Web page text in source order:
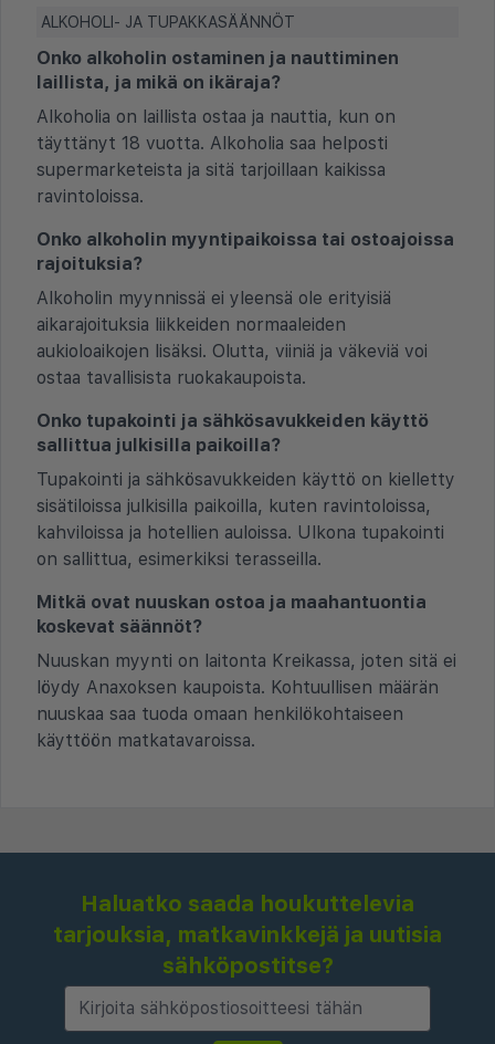
ALKOHOLI- JA TUPAKKASÄÄNNÖT
Onko alkoholin ostaminen ja nauttiminen
laillista, ja mikä on ikäraja?
Alkoholia on laillista ostaa ja nauttia, kun on
täyttänyt 18 vuotta. Alkoholia saa helposti
supermarketeista ja sitä tarjoillaan kaikissa
ravintoloissa.
Onko alkoholin myyntipaikoissa tai ostoajoissa
rajoituksia?
Alkoholin myynnissä ei yleensä ole erityisiä
aikarajoituksia liikkeiden normaaleiden
aukioloaikojen lisäksi. Olutta, viiniä ja väkeviä voi
ostaa tavallisista ruokakaupoista.
Onko tupakointi ja sähkösavukkeiden käyttö
sallittua julkisilla paikoilla?
Tupakointi ja sähkösavukkeiden käyttö on kielletty
sisätiloissa julkisilla paikoilla, kuten ravintoloissa,
kahviloissa ja hotellien auloissa. Ulkona tupakointi
on sallittua, esimerkiksi terasseilla.
Mitkä ovat nuuskan ostoa ja maahantuontia
koskevat säännöt?
Nuuskan myynti on laitonta Kreikassa, joten sitä ei
löydy Anaxoksen kaupoista. Kohtuullisen määrän
nuuskaa saa tuoda omaan henkilökohtaiseen
käyttöön matkatavaroissa.
Haluatko saada houkuttelevia
tarjouksia, matkavinkkejä ja uutisia
sähköpostitse?